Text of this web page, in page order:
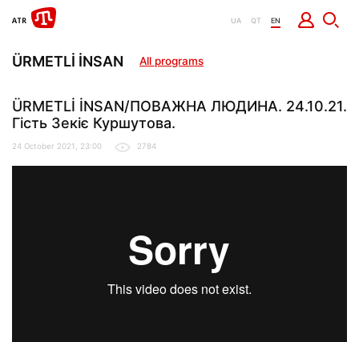
UA QT EN
ÜRMETLİ İNSAN All programs
ÜRMETLİ İNSAN/ПОВАЖНА ЛЮДИНА. 24.10.21.
Гість Зекіє Куршутова.
24 October 2021, 23:00 2784